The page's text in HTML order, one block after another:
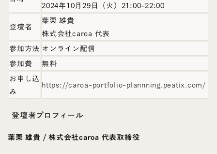
2024年10月29日（火）21:00-22:00
登壇者
葉栗 雄貴
株式会社caroa 代表
参加方法 オンライン配信
参加費
無料
お申し込
み
https://caroa-portfolio-plannning.peatix.com/
登壇者プロフィール
葉栗 雄貴 / 株式会社caroa 代表取締役